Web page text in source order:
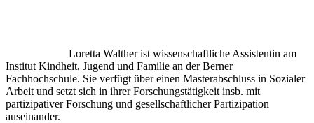
Loretta Walther ist wissenschaftliche Assistentin am
Institut Kindheit, Jugend und Familie an der Berner
Fachhochschule. Sie verfügt über einen Masterabschluss in Sozialer
Arbeit und setzt sich in ihrer Forschungstätigkeit insb. mit
partizipativer Forschung und gesellschaftlicher Partizipation
auseinander.